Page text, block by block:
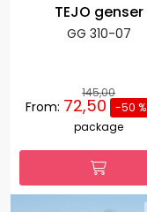
TEJO genser
GG 310-07
145,00
From: 72,50 -50 %
package